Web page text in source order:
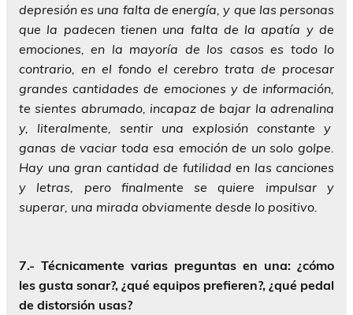
depresión es una falta de energía, y que las personas
que la padecen tienen una falta de la apatía y de
emociones, en la mayoría de los casos es todo lo
contrario, en el fondo el cerebro trata de procesar
grandes cantidades de emociones y de información,
te sientes abrumado, incapaz de bajar la adrenalina
y, literalmente, sentir una explosión constante y
ganas de vaciar toda esa emoción de un solo golpe.
Hay una gran cantidad de futilidad en las canciones
y letras, pero finalmente se quiere impulsar y
superar, una mirada obviamente desde lo positivo.
7.- Técnicamente varias preguntas en una: ¿cómo
les gusta sonar?, ¿qué equipos prefieren?, ¿qué pedal
de distorsión usas?